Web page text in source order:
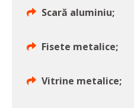
Scară aluminiu;
Fisete metalice;
Vitrine metalice;